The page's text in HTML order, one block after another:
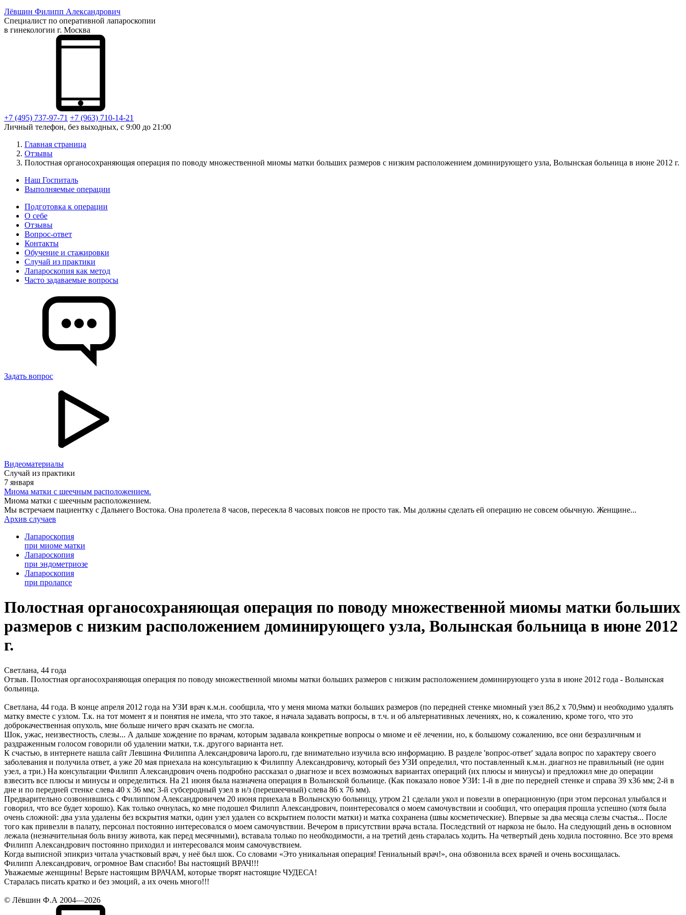
Лёвшин Филипп Александрович
Специалист по оперативной лапароскопии
в гинекологии г. Москва
+7 (495) 737-97-71 +7 (963) 710-14-21
Личный телефон, без выходных, с 9:00 до 21:00
Главная страница
Отзывы
Полостная органосохраняющая операция по поводу множественной миомы матки больших размеров с низким расположением доминирующего узла, Волынская больница в июне 2012 г.
Наш Госпиталь
Выполняемые операции
Подготовка к операции
О себе
Отзывы
Вопрос-ответ
Контакты
Обучение и стажировки
Случай из практики
Лапароскопия как метод
Часто задаваемые вопросы
Задать вопрос
Видеоматериалы
Случай из практики
7 января
Миома матки с шеечным расположением.
Миома матки с шеечным расположением.
Мы встречаем пациентку с Дальнего Востока. Она пролетела 8 часов, пересекла 8 часовых поясов не просто так. Мы должны сделать ей операцию не совсем обычную. Женщине...
Архив случаев
Лапароскопия
при миоме матки
Лапароскопия
при эндометриозе
Лапароскопия
при пролапсе
Полостная органосохраняющая операция по поводу множественной миомы матки больших
размеров с низким расположением доминирующего узла, Волынская больница в июне 2012
г.
Светлана, 44 года
Отзыв. Полостная органосохраняющая операция по поводу множественной миомы матки больших размеров с низким расположением доминирующего узла в июне 2012 года - Волынская
больница.
Светлана, 44 года. В конце апреля 2012 года на УЗИ врач к.м.н. сообщила, что у меня миома матки больших размеров (по передней стенке миомный узел 86,2 х 70,9мм) и необходимо удалять
матку вместе с узлом. Т.к. на тот момент я и понятия не имела, что это такое, я начала задавать вопросы, в т.ч. и об альтернативных лечениях, но, к сожалению, кроме того, что это
доброкачественная опухоль, мне больше ничего врач сказать не смогла.
Шок, ужас, неизвестность, слезы... А дальше хождение по врачам, которым задавала конкретные вопросы о миоме и её лечении, но, к большому сожалению, все они безразличным и
раздраженным голосом говорили об удалении матки, т.к. другого варианта нет.
К счастью, в интернете нашла сайт Левшина Филиппа Александровича laporo.ru, где внимательно изучила всю информацию. В разделе 'вопрос-ответ' задала вопрос по характеру своего
заболевания и получила ответ, а уже 20 мая приехала на консультацию к Филиппу Александровичу, который без УЗИ определил, что поставленный к.м.н. диагноз не правильный (не один
узел, а три.) На консультации Филипп Александрович очень подробно рассказал о диагнозе и всех возможных вариантах операций (их плюсы и минусы) и предложил мне до операции
взвесить все плюсы и минусы и определиться. На 21 июня была назначена операция в Волынской больнице. (Как показало новое УЗИ: 1-й в дне по передней стенке и справа 39 х36 мм; 2-й в
дне и по передней стенке слева 40 х 36 мм; 3-й субсеродный узел в н/з (перешеечный) слева 86 х 76 мм).
Предварительно созвонившись с Филиппом Александровичем 20 июня приехала в Волынскую больницу, утром 21 сделали укол и повезли в операционную (при этом персонал улыбался и
говорил, что все будет хорошо). Как только очнулась, ко мне подошел Филипп Александрович, поинтересовался о моем самочувствии и сообщил, что операция прошла успешно (хотя была
очень сложной: два узла удалены без вскрытия матки, один узел удален со вскрытием полости матки) и матка сохранена (швы косметические). Впервые за два месяца слезы счастья... После
того как привезли в палату, персонал постоянно интересовался о моем самочувствии. Вечером в присутствии врача встала. Последствий от наркоза не было. На следующий день в основном
лежала (незначительная боль внизу живота, как перед месячными), вставала только по необходимости, а на третий день старалась ходить. На четвертый день ходила постоянно. Все это время
Филипп Александрович постоянно приходил и интересовался моим самочувствием.
Когда выписной эпикриз читала участковый врач, у неё был шок. Со словами «Это уникальная операция! Гениальный врач!», она обзвонила всех врачей и очень восхищалась.
Филипп Александрович, огромное Вам спасибо! Вы настоящий ВРАЧ!!!
Уважаемые женщины! Верьте настоящим ВРАЧАМ, которые творят настоящие ЧУДЕСА!
Старалась писать кратко и без эмоций, а их очень много!!!
© Лёвшин Ф.А 2004—2026